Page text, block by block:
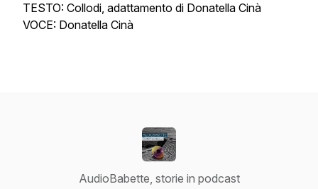
TESTO: Collodi, adattamento di Donatella Cinà
VOCE: Donatella Cinà
AudioBabette, storie in podcast